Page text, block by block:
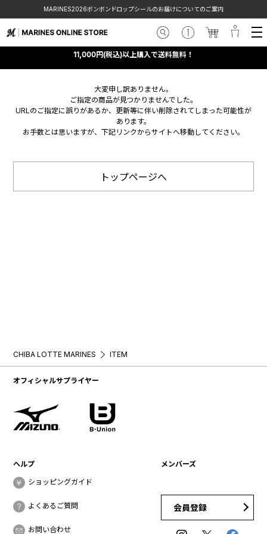
MARINES2026ボンボンドロップシールのお届けについてのご案内
11,000円(税込)以上購入で送料無料！
大変申し訳ありません。
ご指定の商品が見つかりませんでした。
URLのご指定に誤りがあるか、更新等に伴い削除されてしまった可能性が
あります。
お手数とは思いますが、下記リンクからサイトへ移動してください。
トップページへ
CHIBA LOTTE MARINES ITEM
オフィシャルサプライヤー
ヘルプ
ショッピングガイド
よくあるご質問
お問い合わせ
メンバーズ
会員登録